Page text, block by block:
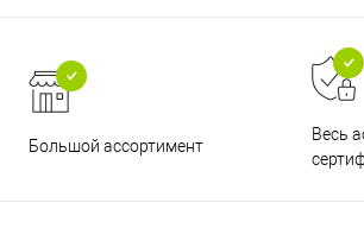
Большой ассортимент
Весь